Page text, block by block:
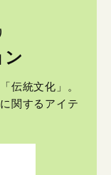
ン
伝統文化」。
関するアイテ